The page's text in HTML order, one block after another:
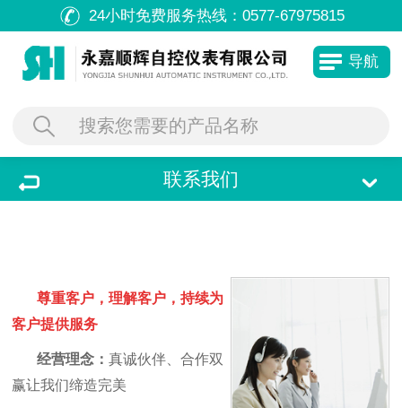
24小时免费服务热线： 0577-67975815
导航
联系我们
尊重客户，理解客户，持续为
客户提供服务
经营理念：真诚伙伴、合作双
赢让我们缔造完美